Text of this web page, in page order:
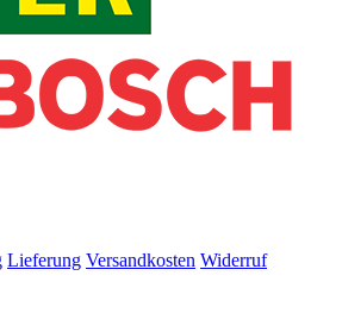
Lieferung Versandkosten Widerruf